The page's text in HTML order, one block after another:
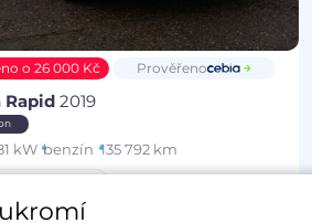
o 26 000 Kč Prověřeno
Rapid 2019
kW benzín 135 792 km